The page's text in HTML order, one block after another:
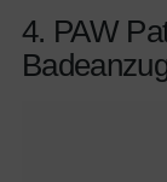
4. PAW